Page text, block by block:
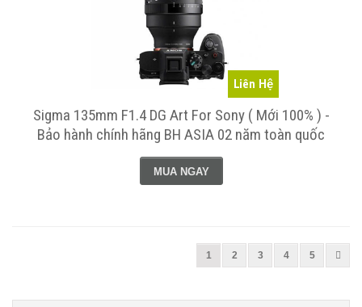
Liên Hệ
Sigma 135mm F1.4 DG Art For Sony ( Mới 100% ) -
Bảo hành chính hãng BH ASIA 02 năm toàn quốc
MUA NGAY
1 2 3 4 5